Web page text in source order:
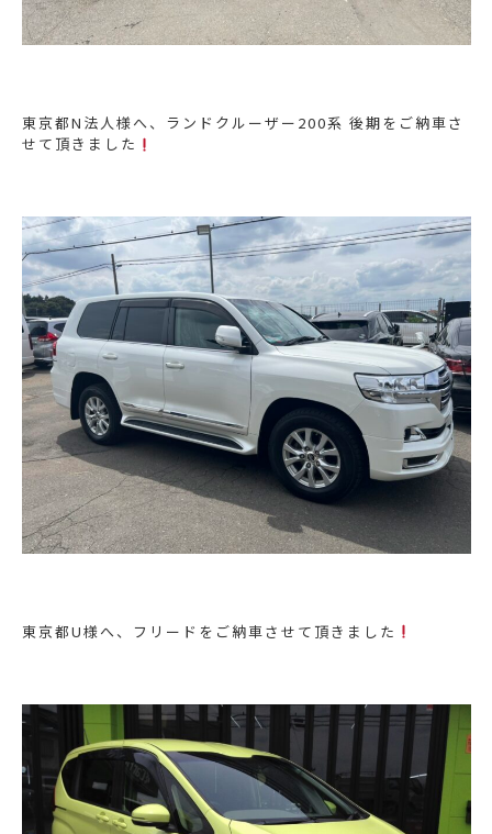
東京都N法人様へ、ランドクルーザー200系 後期をご納車さ
せて頂きました
東京都U様へ、フリードをご納車させて頂きました